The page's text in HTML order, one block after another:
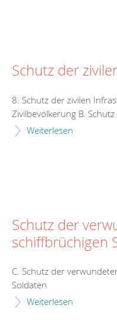
Schutz der
8. Schutz der zivilen
Zivilbevölkerung B.
Weiterlesen
Schutz der
schiffbrüchigen
C. Schutz der
Soldaten
Weiterlesen